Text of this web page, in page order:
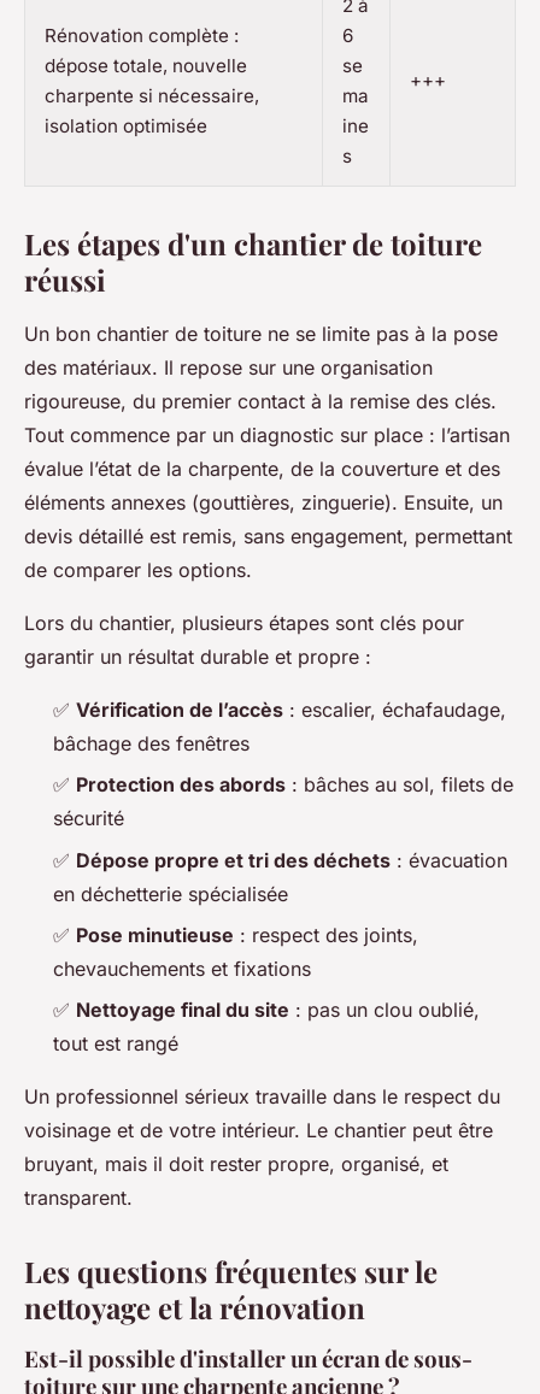
Rénovation complète :
dépose totale, nouvelle
charpente si nécessaire,
isolation optimisée
2 à
6
se
ma
ine
s
+++
Les étapes d'un chantier de toiture
réussi
Un bon chantier de toiture ne se limite pas à la pose
des matériaux. Il repose sur une organisation
rigoureuse, du premier contact à la remise des clés.
Tout commence par un diagnostic sur place : l’artisan
évalue l’état de la charpente, de la couverture et des
éléments annexes (gouttières, zinguerie). Ensuite, un
devis détaillé est remis, sans engagement, permettant
de comparer les options.
Lors du chantier, plusieurs étapes sont clés pour
garantir un résultat durable et propre :
✅ Vérification de l’accès : escalier, échafaudage,
bâchage des fenêtres
✅ Protection des abords : bâches au sol, filets de
sécurité
✅ Dépose propre et tri des déchets : évacuation
en déchetterie spécialisée
✅ Pose minutieuse : respect des joints,
chevauchements et fixations
✅ Nettoyage final du site : pas un clou oublié,
tout est rangé
Un professionnel sérieux travaille dans le respect du
voisinage et de votre intérieur. Le chantier peut être
bruyant, mais il doit rester propre, organisé, et
transparent.
Les questions fréquentes sur le
nettoyage et la rénovation
Est-il possible d'installer un écran de sous-
toiture sur une charpente ancienne ?